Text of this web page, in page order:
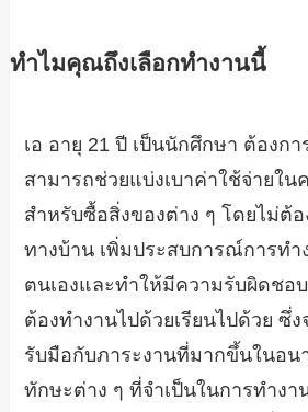
ทำไมคุณถึงเลือกทำงานนี้
เอ อายุ 21 ปี เป็นนักศึกษา ต้องก
สามารถช่วยแบ่งเบาค่าใช้จ่ายใ
สำหรับซื้อสิ่งของต่าง ๆ โดยไม่ต้อ
ทางบ้าน เพิ่มประสบการณ์การท
ตนเองและทำให้มีความรับผิดชอ
ต้องทำงานไปด้วยเรียนไปด้วย ซึ่
รับมือกับภาระงานที่มากขึ้นในอน
ทักษะต่าง ๆ ที่จำเป็นในการทำงา